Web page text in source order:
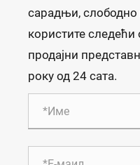
сарадњи,
користите
продајни
року од 24 сата.